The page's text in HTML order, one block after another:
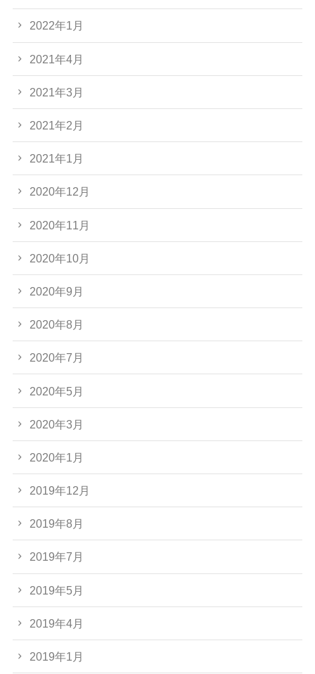
2022年1月
2021年4月
2021年3月
2021年2月
2021年1月
2020年12月
2020年11月
2020年10月
2020年9月
2020年8月
2020年7月
2020年5月
2020年3月
2020年1月
2019年12月
2019年8月
2019年7月
2019年5月
2019年4月
2019年1月